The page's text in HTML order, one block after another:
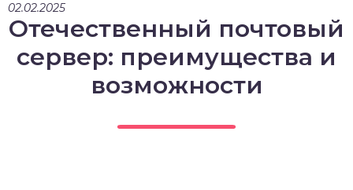
02.02.2025
Отечественный почтовый
сервер: преимущества и
возможности